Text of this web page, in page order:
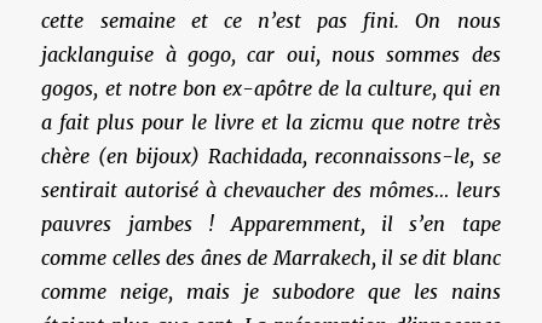
cette semaine et ce n’est pas fini. On nous
jacklanguise à gogo, car oui, nous sommes des
gogos, et notre bon ex-apôtre de la culture, qui en
a fait plus pour le livre et la zicmu que notre très
chère (en bijoux) Rachidada, reconnaissons-le, se
sentirait autorisé à chevaucher des mômes… leurs
pauvres jambes ! Apparemment, il s’en tape
comme celles des ânes de Marrakech, il se dit blanc
comme neige, mais je subodore que les nains